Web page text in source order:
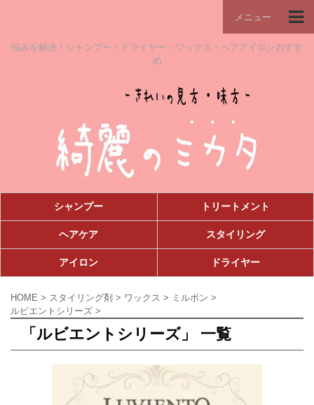
メニュー
悩みを解決！シャンプー・ドライヤー・ワックス・ヘアアイロンおすす
め
シャンプー トリートメント
ヘアケア スタイリング
アイロン ドライヤー
HOME > スタイリング剤 > ワックス > ミルボン >
ルビエントシリーズ >
「ルビエントシリーズ」 一覧